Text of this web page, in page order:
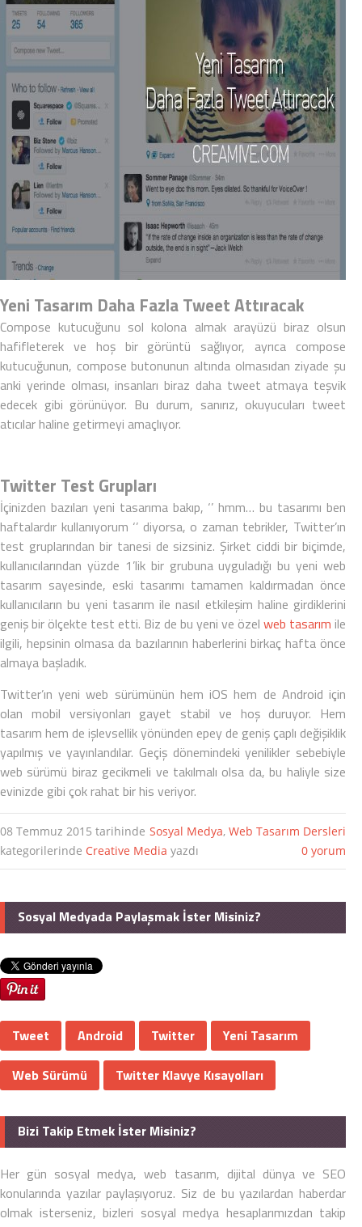
Yeni Tasarım Daha Fazla Tweet Attıracak
Compose kutucuğunu sol kolona almak arayüzü biraz olsun
hafifleterek ve hoş bir görüntü sağlıyor, ayrıca compose
kutucuğunun, compose butonunun altında olmasıdan ziyade şu
anki yerinde olması, insanları biraz daha tweet atmaya teşvik
edecek gibi görünüyor. Bu durum, sanırız, okuyucuları tweet
atıcılar haline getirmeyi amaçlıyor.
Twitter Test Grupları
İçinizden bazıları yeni tasarıma bakıp, ‘’ hmm… bu tasarımı ben
haftalardır kullanıyorum ‘’ diyorsa, o zaman tebrikler, Twitter’ın
test gruplarından bir tanesi de sizsiniz. Şirket ciddi bir biçimde,
kullanıcılarından yüzde 1’lik bir grubuna uyguladığı bu yeni web
tasarım sayesinde, eski tasarımı tamamen kaldırmadan önce
kullanıcıların bu yeni tasarım ile nasıl etkileşim haline girdiklerini
geniş bir ölçekte test etti. Biz de bu yeni ve özel web tasarım ile
ilgili, hepsinin olmasa da bazılarının haberlerini birkaç hafta önce
almaya başladık.
Twitter’ın yeni web sürümünün hem iOS hem de Android için
olan mobil versiyonları gayet stabil ve hoş duruyor. Hem
tasarım hem de işlevsellik yönünden epey de geniş çaplı değişiklik
yapılmış ve yayınlandılar. Geçiş dönemindeki yenilikler sebebiyle
web sürümü biraz gecikmeli ve takılmalı olsa da, bu haliyle size
evinizde gibi çok rahat bir his veriyor.
08 Temmuz 2015tarihinde Sosyal Medya, Web Tasarım Dersleri
kategorilerinde Creative Media yazdı 0 yorum
Sosyal Medyada Paylaşmak İster Misiniz?
Tweet Android Twitter Yeni Tasarım
Web Sürümü Twitter Klavye Kısayolları
Bizi Takip Etmek İster Misiniz?
Her gün sosyal medya, web tasarım, dijital dünya ve SEO
konularında yazılar paylaşıyoruz. Siz de bu yazılardan haberdar
olmak isterseniz, bizleri sosyal medya hesaplarımızdan takip